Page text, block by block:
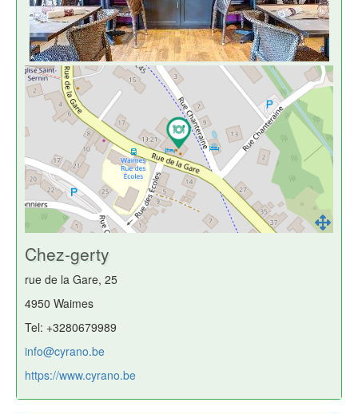
Chez-gerty
rue de la Gare, 25
4950 Waimes
Tel: +3280679989
info@cyrano.be
https://www.cyrano.be